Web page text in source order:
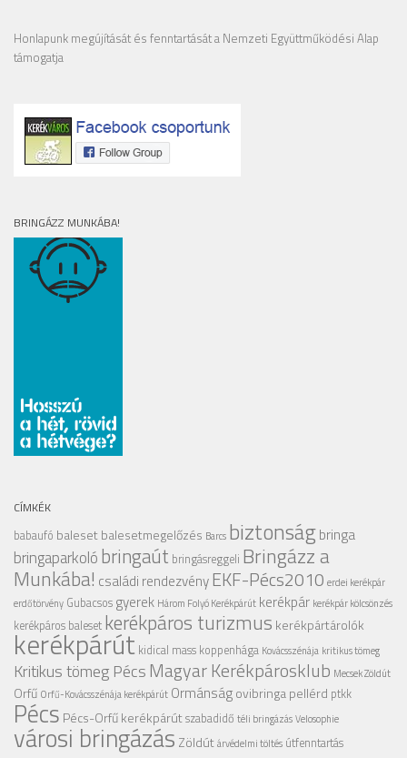
Honlapunk megújítását és fenntartását a Nemzeti Együttműködési Alap
támogatja
BRINGÁZZ MUNKÁBA!
CÍMKÉK
babaufó balesetbalesetmegelőzés Barcs biztonságbringa
bringaparkolóbringaút bringásreggeli Bringázz a
Munkába! családi rendezvényEKF-Pécs2010 erdei kerékpár
erdőtörvény Gubacsos gyerek Három Folyó Kerékpárút kerékpár kerékpár kölcsönzés
kerékpáros baleset kerékpáros turizmus kerékpártárolók
kerékpárút kidical mass koppenhága Kovácsszénája kritikus tömeg
Kritikus tömeg PécsMagyar Kerékpárosklub Mecsek Zöldút
Orfű Orfű-Kovácsszénája kerékpárút Ormánságovibringapellérd ptkk
Pécs Pécs-Orfű kerékpárútszabadidő téli bringázásVelosophie
városi bringázás Zöldútárvédelmi töltés útfenntartás